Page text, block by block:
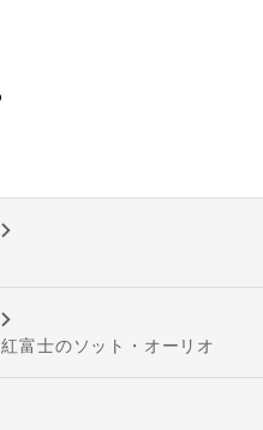
紅富士のソット・オーリオ